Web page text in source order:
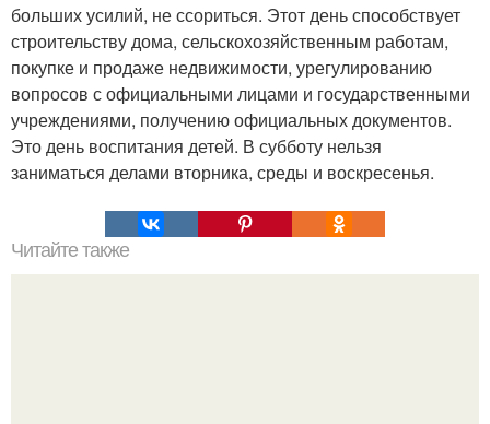
больших усилий, не ссориться. Этот день способствует
строительству дома, сельскохозяйственным работам,
покупке и продаже недвижимости, урегулированию
вопросов с официальными лицами и государственными
учреждениями, получению официальных документов.
Это день воспитания детей. В субботу нельзя
заниматься делами вторника, среды и воскресенья.
Читайте также